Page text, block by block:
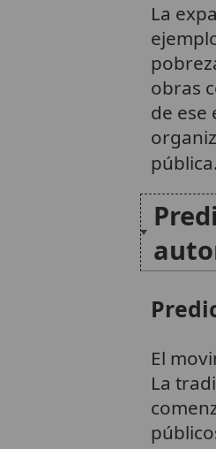
La
obras
de ese
pública.
El
La